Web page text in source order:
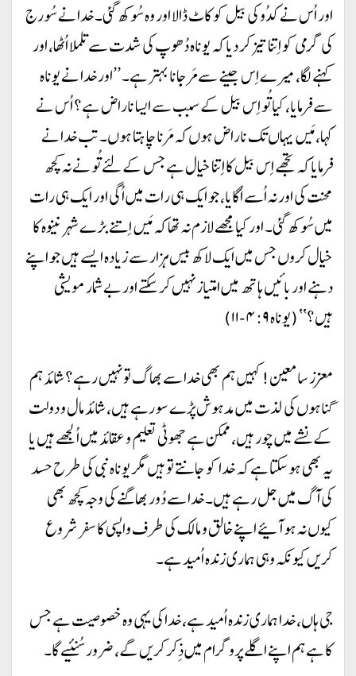
اور اُس نے کدُو کی بیل کو کاٹ ڈالا اور وہ سُوکھ گئی۔ خدا نے سُورج
کی گرمی کو اِتنا تیز کر دیا کہ یوناہ دُھوپ کی شدت سے تلملا اُٹھا، اور
کہنے لگا، میرے اِس جینے سے مَر جانا بہتر ہے۔ ’’اور خدا نے یوناہ
سے فرمایا، کیا تُو اِس بیل کے سبب سے ایسا ناراض ہے؟ اُس نے
کہا، مَیں یہاں تک ناراض ہوں کہ مَرنا چاہتا ہوں۔ تب خدا نے
فرمایا کہ تجھے اِس بیل کا اِتنا خیال ہے جس کے لئے تُو نے نہ کچھ
محنت کی اور نہ اُسے اُگایا، جو ایک ہی رات میں اُگی اور ایک ہی رات
میں سُوکھ گئی۔ اور کیا مجھے لازم نہ تھا کہ مَیں اِتنے بڑے شہر نینوہ کا
خیال کروں جس میں ایک لاکھ بیس ہزار سے زیادہ ایسے ہیں جو اپنے
دہنے اور بائیں ہاتھ میں امتیاز نہیں کر سکتے اور بے شمار مویشی
ہیں؟‘‘ (یوناہ ۴:۹-۱۱)
معزز سامعین! کہیں ہم بھی خدا سے بھاگ تو نہیں رہے؟ شائد ہم
گناہوں کی لذت میں مدہوش پڑے سو رہے ہیں، شائد مال و دولت
کے نشے میں چور ہیں، ممکن ہے جھوٹی تعلیم و عقائد میں اُلجھے ہیں یا
یہ بھی ہو سکتا ہے کہ خدا کو جانتے تو ہیں مگر یوناہ نبی کی طرح حسد
کی آگ میں جل رہے ہیں۔ خدا سے دُور بھاگنے کی وجہ کچھ بھی
کیوں نہ ہو آئیے اپنے خالق و مالک کی طرف واپسی کا سفر شروع
کریں کیونکہ وہی ہماری زندہ اُمید ہے۔
جی ہاں، خدا ہماری زندہ اُمید ہے، خدا کی یہی وہ خصوصیت ہے جس
کا ہے ہم اپنے اگلے پروگرام میں ذِکر کریں گے، ضرور سُنئیے گا۔